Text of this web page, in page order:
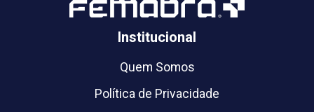
Institucional
Quem Somos
Política de Privacidade